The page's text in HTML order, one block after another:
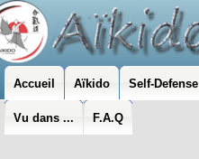
Accueil Aïkido Self-Defense
Vu dans ... F.A.Q